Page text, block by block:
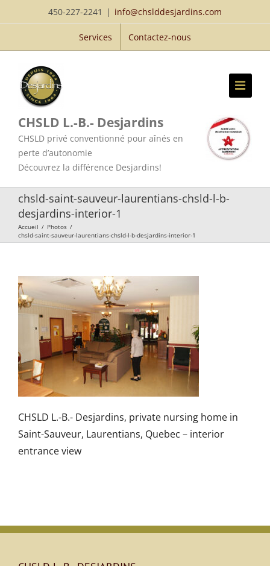
au
450-227-2241 | info@chslddesjardins.com
Services Contactez-nous
CHSLD L.-B.- Desjardins
CHSLD privé conventionné pour aînés en
perte d’autonomie
Découvrez la différence Desjardins!
chsld-saint-sauveur-laurentians-chsld-l-b-
desjardins-interior-1
Accueil / Photos /
chsld-saint-sauveur-laurentians-chsld-l-b-desjardins-interior-1
CHSLD L.-B.- Desjardins, private nursing home in
Saint-Sauveur, Laurentians, Quebec – interior
entrance view